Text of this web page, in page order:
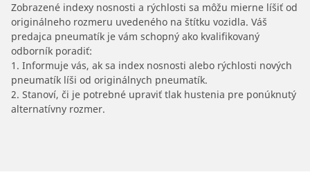
Zobrazené indexy nosnosti a rýchlosti sa môžu mierne líšiť od
originálneho rozmeru uvedeného na štítku vozidla. Váš
predajca pneumatík je vám schopný ako kvalifikovaný
odborník poradiť:
1. Informuje vás, ak sa index nosnosti alebo rýchlosti nových
pneumatík líši od originálnych pneumatík.
2. Stanoví, či je potrebné upraviť tlak hustenia pre ponúknutý
alternatívny rozmer.